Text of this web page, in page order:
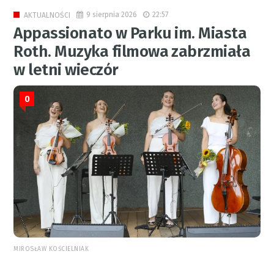
AKTUALNOŚCI 9 sierpnia 2026 22:57
Appassionato w Parku im. Miasta
Roth. Muzyka filmowa zabrzmiała
w letni wieczór
0
MIROSŁAW KOŚCIELNIAK